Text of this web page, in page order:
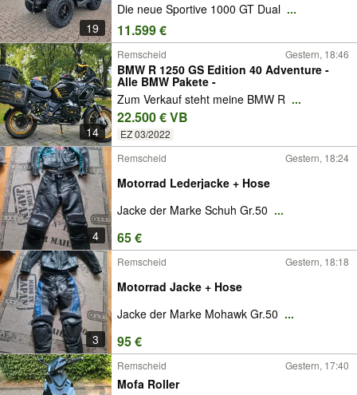
19
Die neue Sportive 1000 GT Dual ...
11.599 €
14
Remscheid Gestern, 18:46
BMW R 1250 GS Edition 40 Adventure -
Alle BMW Pakete -
Zum Verkauf steht meine BMW R ...
22.500 € VB
EZ 03/2022
4
Remscheid Gestern, 18:24
Motorrad Lederjacke + Hose
Jacke der Marke Schuh Gr.50 ...
65 €
3
Remscheid Gestern, 18:18
Motorrad Jacke + Hose
Jacke der Marke Mohawk Gr.50 ...
95 €
Remscheid Gestern, 17:40
Mofa Roller